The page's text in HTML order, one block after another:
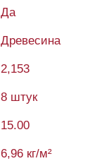
Да
Древесина
2,153
8 штук
15.00
6,96 кг/м²